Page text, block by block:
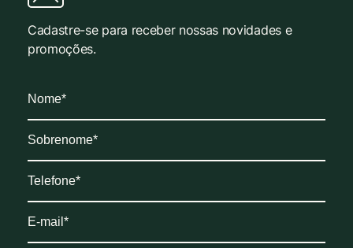
Cadastre-se para receber nossas novidades e
promoções.